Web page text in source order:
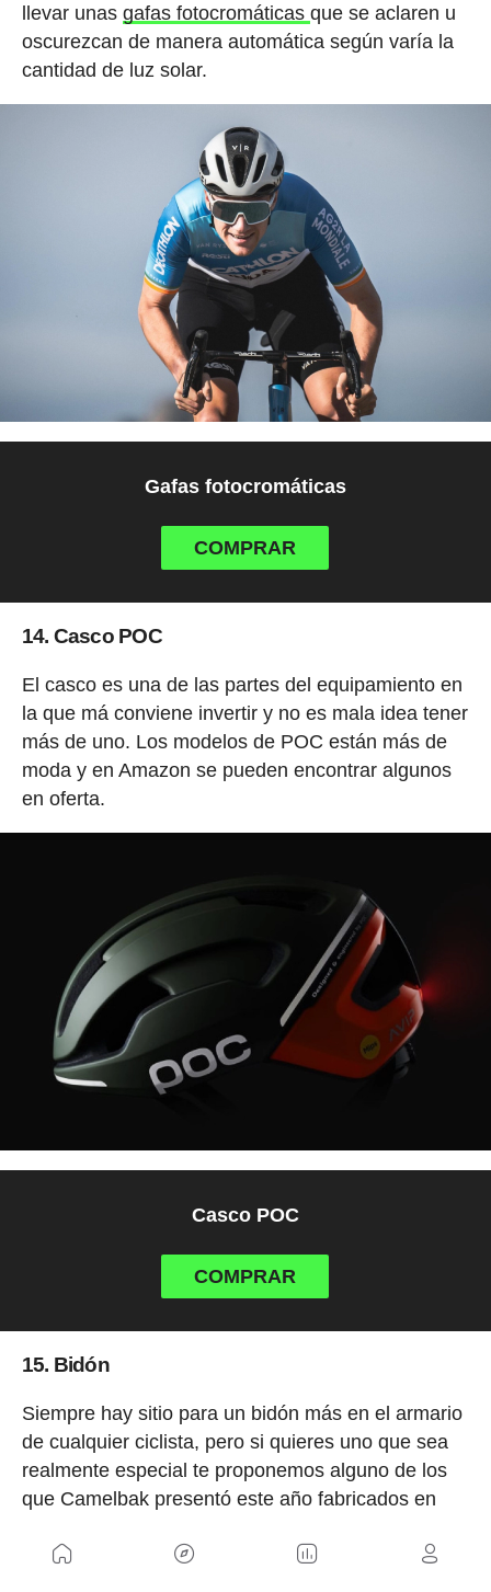
llevar unas gafas fotocromáticas que se aclaren u
oscurezcan de manera automática según varía la
cantidad de luz solar.
Gafas fotocromáticas
COMPRAR
14. Casco POC
El casco es una de las partes del equipamiento en
la que má conviene invertir y no es mala idea tener
más de uno. Los modelos de POC están más de
moda y en Amazon se pueden encontrar algunos
en oferta.
Casco POC
COMPRAR
15. Bidón
Siempre hay sitio para un bidón más en el armario
de cualquier ciclista, pero si quieres uno que sea
realmente especial te proponemos alguno de los
que Camelbak presentó este año fabricados en
vida.